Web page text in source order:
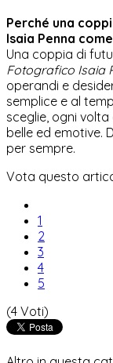
Perché una
Isaia Penna
Una coppia di
Fotografico Isaia
operandi e
semplice e al
sceglie, ogni
belle ed emotive.
per sempre.
Vota questo
1
2
3
4
5
(4 Voti)